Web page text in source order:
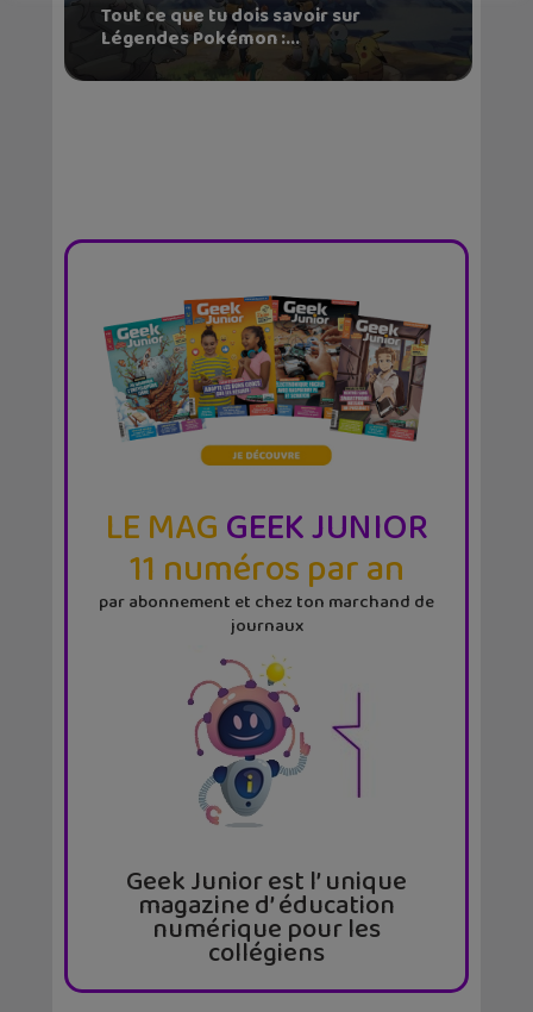
Tout ce que tu dois savoir sur
Légendes Pokémon :...
LE MAGGEEK JUNIOR
11 numéros par an
par abonnement et chez ton marchand de
journaux
Geek Junior est l’ unique
magazine d’ éducation
numérique pour les
collégiens